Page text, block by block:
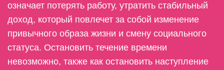
означает потерять работу, утратить стабильный
доход, который повлечет за собой изменение
привычного образа жизни и смену социального
статуса. Остановить течение времени
невозможно, также как остановить наступление